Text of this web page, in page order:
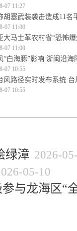
07 11:27
胡塞武装袭击造成11名
07 11:00
大马士革农村省“恐怖爆
07 11:00
“白海豚”影响 浙闽沿海
07 10:55
风路径实时发布系统
07 10:55
绿漳 2026-
05-10
与龙海区“